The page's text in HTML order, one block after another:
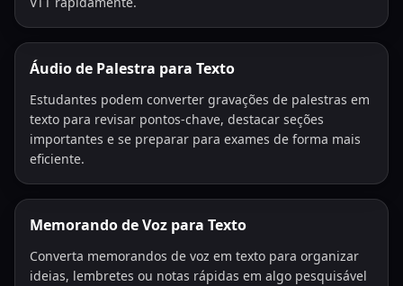
Áudio de Palestra para Texto
Estudantes podem converter gravações de palestras em
texto para revisar pontos-chave, destacar seções
importantes e se preparar para exames de forma mais
eficiente.
Memorando de Voz para Texto
Converta memorandos de voz em texto para organizar
ideias, lembretes ou notas rápidas em algo pesquisável